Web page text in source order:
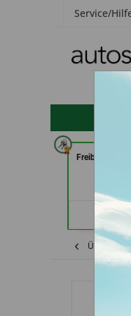
Service/
Freiburger
Übersicht